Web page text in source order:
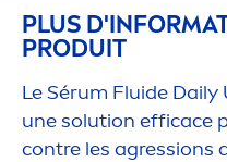
PLUS
PRODUIT
Le Sérum Fluide Daily
une solution efficace
contre les agressions